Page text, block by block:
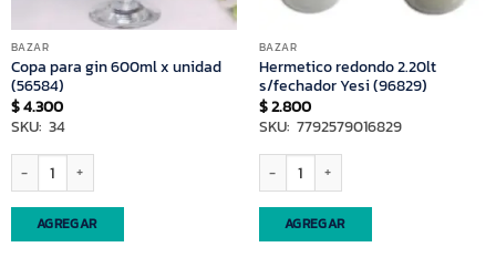
BAZAR
Copa para gin 600ml x unidad
(56584)
$4.300
SKU: 34
AGREGAR
BAZAR
Hermetico redondo 2.20lt
s/fechador Yesi (96829)
$2.800
SKU: 7792579016829
AGREGAR